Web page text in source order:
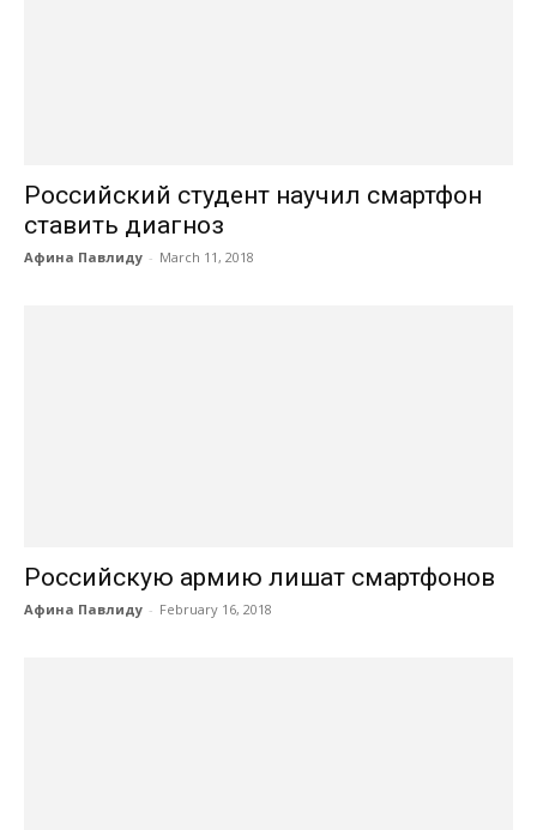
Российский студент научил смартфон
ставить диагноз
Афина Павлиду - March 11, 2018
Российскую армию лишат смартфонов
Афина Павлиду - February 16, 2018